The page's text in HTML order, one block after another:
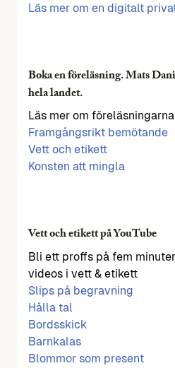
Läs mer om en digitalt
Boka en föreläsning. Mats
hela landet.
Läs mer om föreläsningarna
Framgångsrikt bemötande
Vett och etikett
Konsten att mingla
Vett och etikett på YouTube
Bli ett proffs på fem
videos i vett & etikett
Slips på begravning
Hålla tal
Bordsskick
Barnkalas
Blommor som present